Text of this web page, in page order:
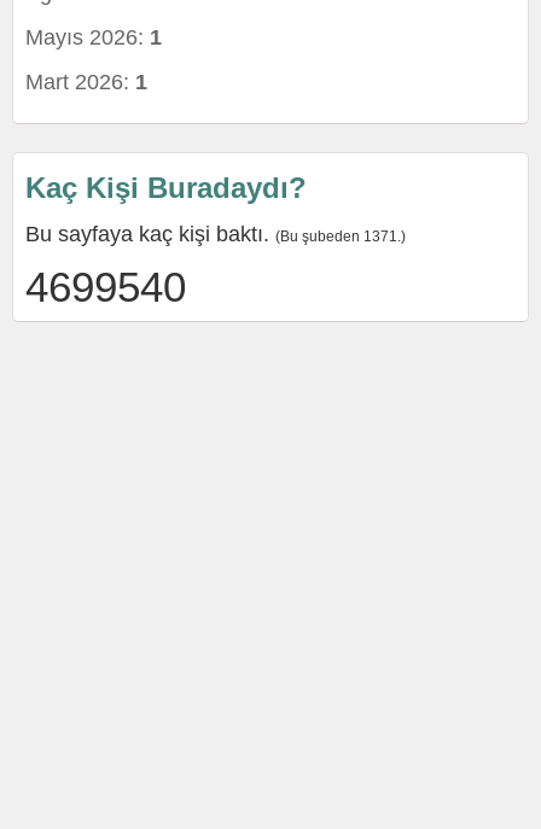
Mayıs 2026: 1
Mart 2026: 1
Kaç Kişi Buradaydı?
Bu sayfaya kaç kişi baktı. (Bu şubeden 1371.)
4699540